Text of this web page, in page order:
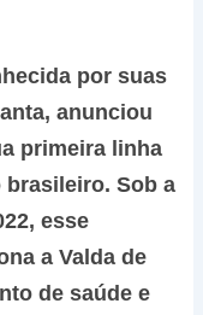
por suas
anunciou
primeira linha
brasileiro. Sob a
esse
a Valda de
de saúde e